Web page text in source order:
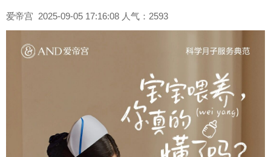
爱帝宫 2025-09-05 17:16:08 人气：2593